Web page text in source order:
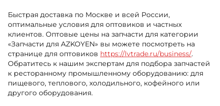
Быстрая доставка по Москве и всей России,
оптимальные условия для оптовиков и частных
клиентов. Оптовые цены на запчасти для категории
«Запчасти для AZKOYEN» вы можете посмотреть на
странице для оптовиков https://lvtrade.ru/business/.
Обратитесь к нашим экспертам для подбора запчастей
к ресторанному промышленному оборудованию: для
пищевого, теплового, холодильного, кофейного или
другого оборудования.